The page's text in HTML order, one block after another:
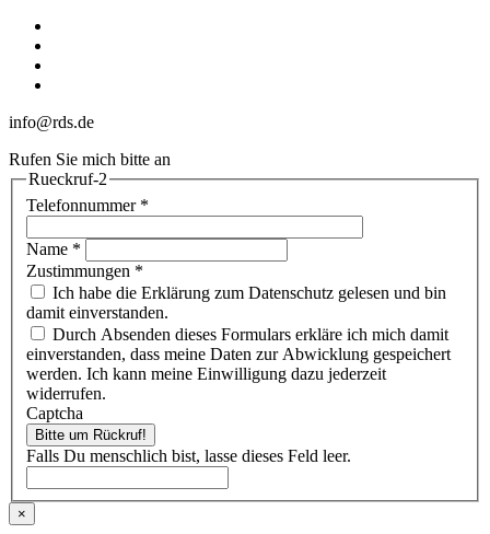
info@rds.de
Rufen Sie mich bitte an
Rueckruf-2
Telefonnummer *
Name *
Zustimmungen *
Ich habe die Erklärung zum Datenschutz gelesen und bin
damit einverstanden.
Durch Absenden dieses Formulars erkläre ich mich damit
einverstanden, dass meine Daten zur Abwicklung gespeichert
werden. Ich kann meine Einwilligung dazu jederzeit
widerrufen.
Captcha
Bitte um Rückruf!
Falls Du menschlich bist, lasse dieses Feld leer.
×